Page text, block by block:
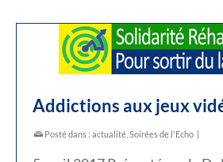
Addictions aux jeux
Posté dans : actualité Soirées de l'Echo